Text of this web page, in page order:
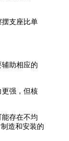
摆支座比单
助相应的
强，但核
存在不均
造和安装的